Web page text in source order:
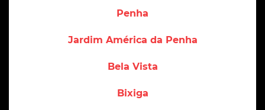
Penha
Jardim América da Penha
Bela Vista
Bixiga